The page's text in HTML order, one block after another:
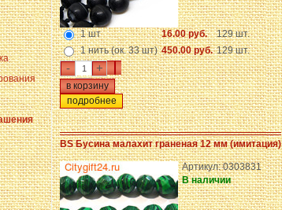
1 шт 16.00 руб.
129 шт.
1 нить (ок. 33 шт) 450.00 руб. 129 шт.
- +
подробнее
BS Бусина малахит граненая 12 мм (имитация)
Артикул: 0303831
В наличии